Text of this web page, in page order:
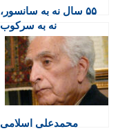
۵۵ سال نه به سانسور،
نه به سرکوب
محمدعلی اسلامی